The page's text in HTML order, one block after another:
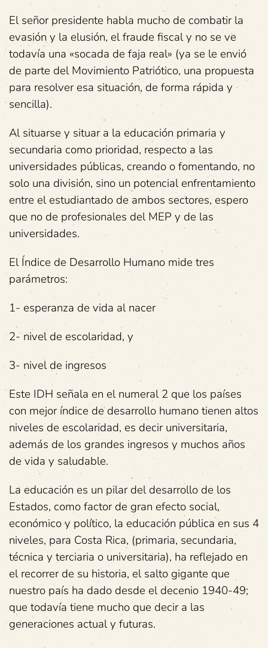
El señor presidente habla mucho de combatir la
evasión y la elusión, el fraude fiscal y no se ve
todavía una «socada de faja real» (ya se le envió
de parte del Movimiento Patriótico, una propuesta
para resolver esa situación, de forma rápida y
sencilla).
Al situarse y situar a la educación primaria y
secundaria como prioridad, respecto a las
universidades públicas, creando o fomentando, no
solo una división, sino un potencial enfrentamiento
entre el estudiantado de ambos sectores, espero
que no de profesionales del MEP y de las
universidades.
El Índice de Desarrollo Humano mide tres
parámetros:
1- esperanza de vida al nacer
2- nivel de escolaridad, y
3- nivel de ingresos
Este IDH señala en el numeral 2 que los países
con mejor índice de desarrollo humano tienen altos
niveles de escolaridad, es decir universitaria,
además de los grandes ingresos y muchos años
de vida y saludable.
La educación es un pilar del desarrollo de los
Estados, como factor de gran efecto social,
económico y político, la educación pública en sus 4
niveles, para Costa Rica, (primaria, secundaria,
técnica y terciaria o universitaria), ha reflejado en
el recorrer de su historia, el salto gigante que
nuestro país ha dado desde el decenio 1940-49;
que todavía tiene mucho que decir a las
generaciones actual y futuras.